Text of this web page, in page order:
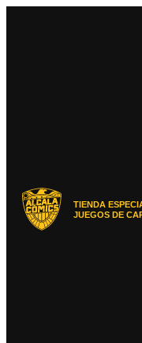
TIENDA
JUEGOS DE